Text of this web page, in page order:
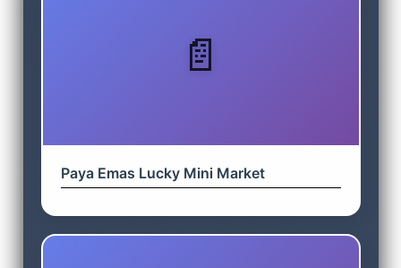
Paya Emas Lucky Mini Market